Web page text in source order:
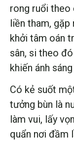
rong ruổi theo
liền tham, gặp
khởi tâm oán
sân, si theo
khiến ánh
Có kẻ suốt
tưởng bùn là
làm vui, lấy
quẩn nơi đầm